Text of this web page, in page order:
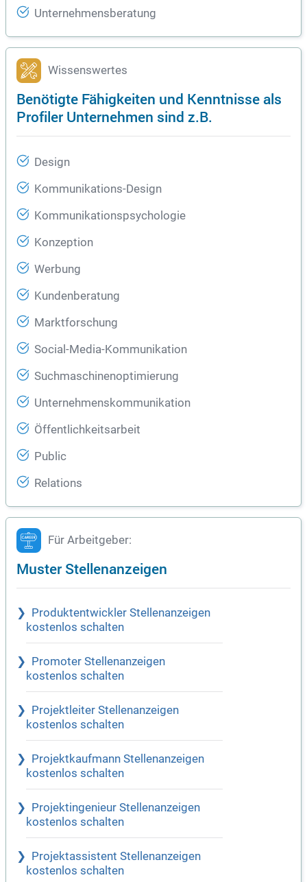
Unternehmensberatung
Wissenswertes
Benötigte Fähigkeiten und Kenntnisse als
Profiler Unternehmen sind z.B.
Design
Kommunikations-Design
Kommunikationspsychologie
Konzeption
Werbung
Kundenberatung
Marktforschung
Social-Media-Kommunikation
Suchmaschinenoptimierung
Unternehmenskommunikation
Öffentlichkeitsarbeit
Public
Relations
Für Arbeitgeber:
Muster Stellenanzeigen
Produktentwickler Stellenanzeigen
kostenlos schalten
Promoter Stellenanzeigen
kostenlos schalten
Projektleiter Stellenanzeigen
kostenlos schalten
Projektkaufmann Stellenanzeigen
kostenlos schalten
Projektingenieur Stellenanzeigen
kostenlos schalten
Projektassistent Stellenanzeigen
kostenlos schalten